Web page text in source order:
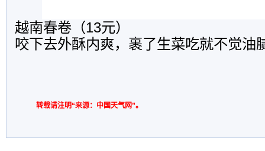
越南春卷（13元）
咬下去外酥内爽，裹了生菜吃就不觉油
转载请注明“来源：中国天气网”。